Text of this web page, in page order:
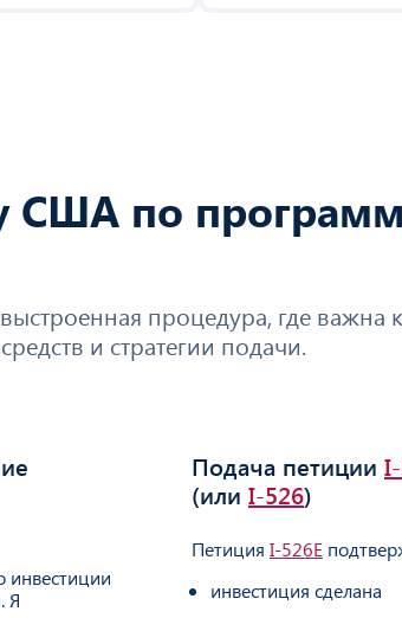
США по
процедура, где важна
и стратегии подачи.
инвестиции
Я
Подача петиции
(или I-526)
Петиция I-526E
инвестиция сделана